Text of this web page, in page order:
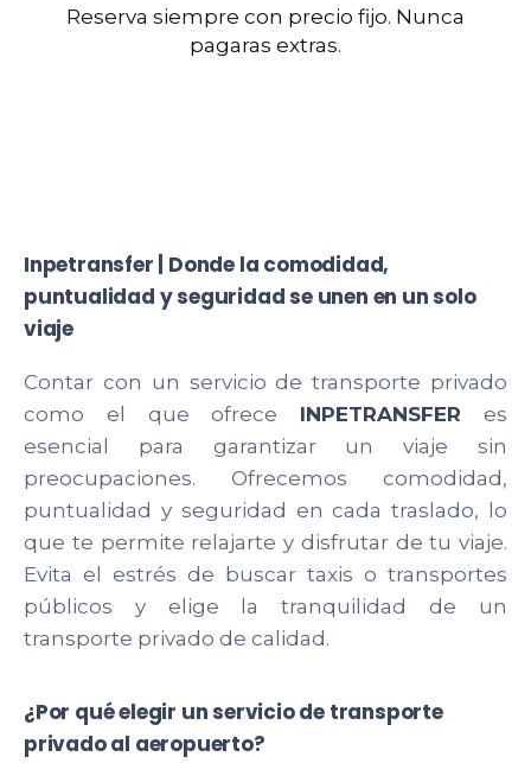
Reserva siempre con precio fijo. Nunca
pagaras extras.
Inpetransfer | Donde la comodidad,
puntualidad y seguridad se unen en un solo
viaje
Contar con un servicio de transporte privado
como el que ofrece INPETRANSFER es
esencial para garantizar un viaje sin
preocupaciones. Ofrecemos comodidad,
puntualidad y seguridad en cada traslado, lo
que te permite relajarte y disfrutar de tu viaje.
Evita el estrés de buscar taxis o transportes
públicos y elige la tranquilidad de un
transporte privado de calidad.
¿Por qué elegir un servicio de transporte
privado al aeropuerto?